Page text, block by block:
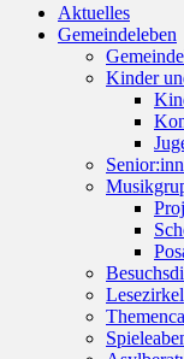
oben
scrollen
Aktuelles
Gemeindeleben
Kinder
Lesezirkel